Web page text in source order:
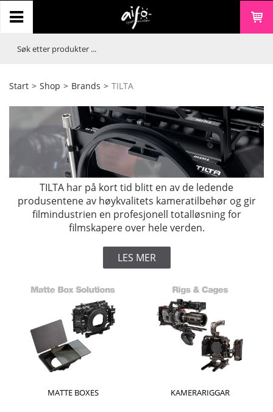
Start > Shop > Brands > TILTA
TILTA har på kort tid blitt en av de ledende
produsentene av høykvalitets kameratilbehør og gir
filmindustrien en profesjonell totalløsning for
filmskapere over hele verden.
LES MER
MATTE BOXES KAMERARIGGAR